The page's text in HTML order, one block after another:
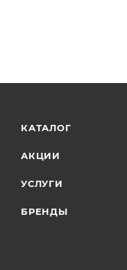
КАТАЛОГ
АКЦИИ
УСЛУГИ
БРЕНДЫ